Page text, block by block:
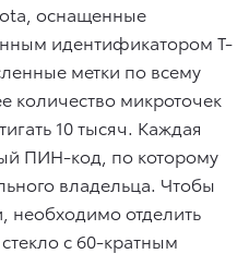
оснащенные
идентификатором T-
метки по всему
количество микроточек
10 тысяч. Каждая
ПИН-код, по которому
владельца. Чтобы
необходимо отделить
с 60-кратным